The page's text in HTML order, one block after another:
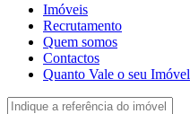
Imóveis
Recrutamento
Quem somos
Contactos
Quanto Vale o seu Imóvel